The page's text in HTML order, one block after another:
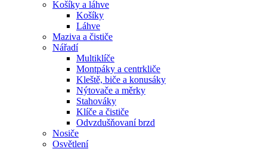
Košíky a láhve
Košíky
Láhve
Maziva a čističe
Nářadí
Multiklíče
Montpáky a centrkliče
Kleště, biče a konusáky
Nýtovače a měrky
Stahováky
Klíče a čističe
Odvzdušňovaní brzd
Nosiče
Osvětlení